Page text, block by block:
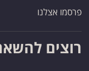
פרסמו אצלנו
רוצים